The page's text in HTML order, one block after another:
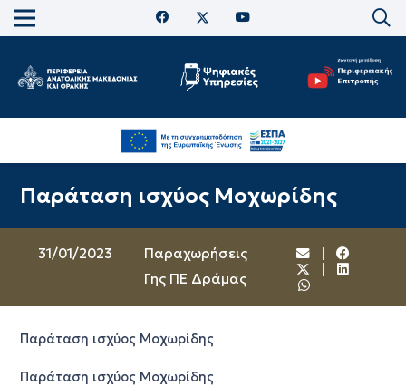
Παράταση ισχύος Μοχωρίδης
31/01/2023
Παραχωρήσεις
Γης ΠΕ Δράμας
Παράταση ισχύος Μοχωρίδης
Παράταση ισχύος Μοχωρίδης